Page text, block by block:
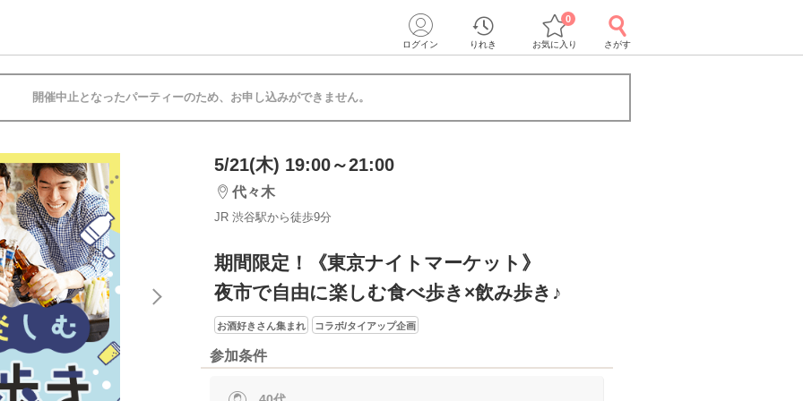
ログイン りれき お気に入り
0
さがす
開催中止となったパーティーのため、お申し込みができません。
5/21(木) 19:00～21:00
代々木
JR 渋谷駅から徒歩9分
期間限定！《東京ナイトマーケット》
夜市で自由に楽しむ食べ歩き×飲み歩き♪
お酒好きさん集まれ コラボ/タイアップ企画
参加条件